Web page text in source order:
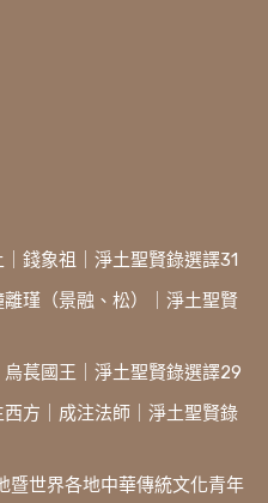
錢象祖｜淨土聖賢錄選譯31
瑾（景融、松）｜淨土聖賢
萇國王｜淨土聖賢錄選譯29
方｜成注法師｜淨土聖賢錄
世界各地中華傳統文化青年